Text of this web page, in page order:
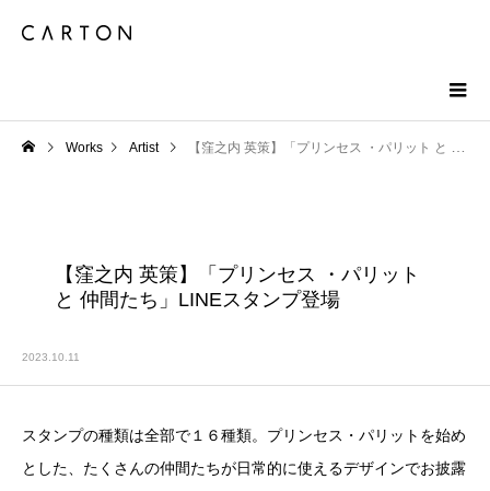
Works Artist 【窪之内 英策】「プリンセス ・パリット と 仲間たち」LINEスタンプ登場
【窪之内 英策】「プリンセス ・パリット
と 仲間たち」LINEスタンプ登場
2023.10.11
スタンプの種類は全部で１６種類。プリンセス・パリットを始め
とした、たくさんの仲間たちが日常的に使えるデザインでお披露